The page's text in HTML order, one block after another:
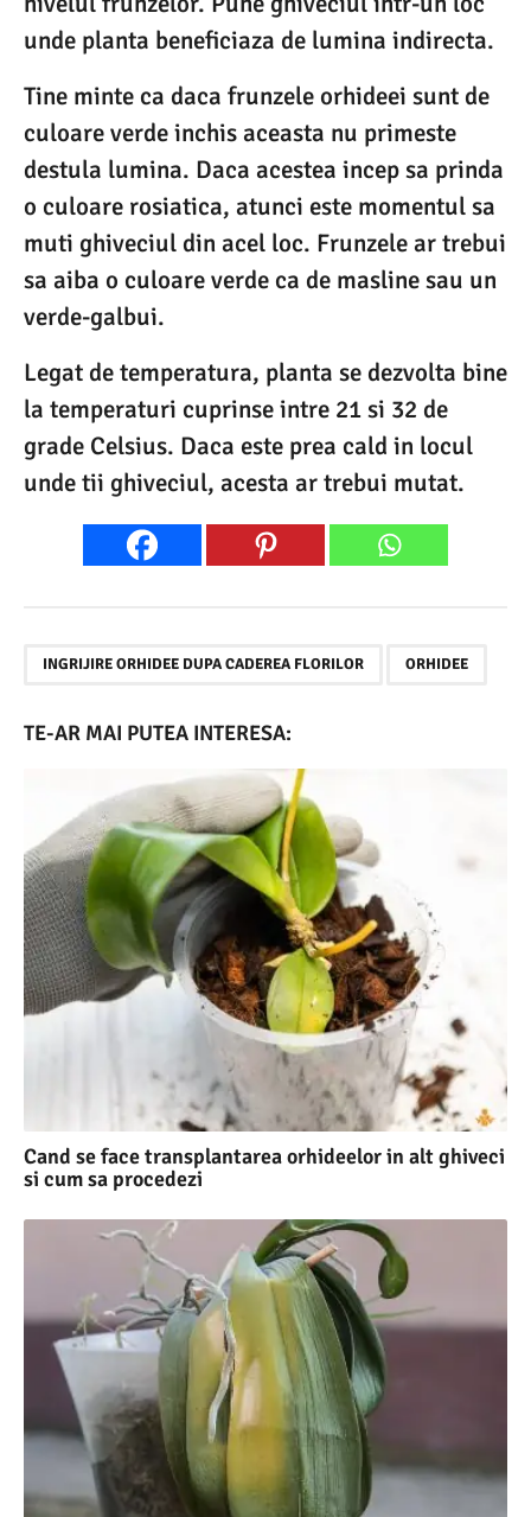
unde planta beneficiaza de lumina indirecta.
Tine minte ca daca frunzele orhideei sunt de
culoare verde inchis aceasta nu primeste
destula lumina. Daca acestea incep sa prinda
o culoare rosiatica, atunci este momentul sa
muti ghiveciul din acel loc. Frunzele ar trebui
sa aiba o culoare verde ca de masline sau un
verde-galbui.
Legat de temperatura, planta se dezvolta bine
la temperaturi cuprinse intre 21 si 32 de
grade Celsius. Daca este prea cald in locul
unde tii ghiveciul, acesta ar trebui mutat.
INGRIJIRE ORHIDEE DUPA CADEREA FLORILOR ORHIDEE
TE-AR MAI PUTEA INTERESA:
Cand se face transplantarea orhideelor in alt ghiveci
si cum sa procedezi